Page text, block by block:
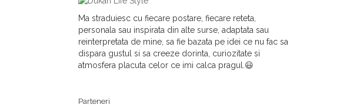
Ma straduiesc cu fiecare postare, fiecare reteta,
personala sau inspirata din alte surse, adaptata sau
reinterpretata de mine, sa fie bazata pe idei ce nu fac sa
dispara gustul si sa creeze dorinta, curiozitate si
atmosfera placuta celor ce imi calca pragul.😃
Parteneri